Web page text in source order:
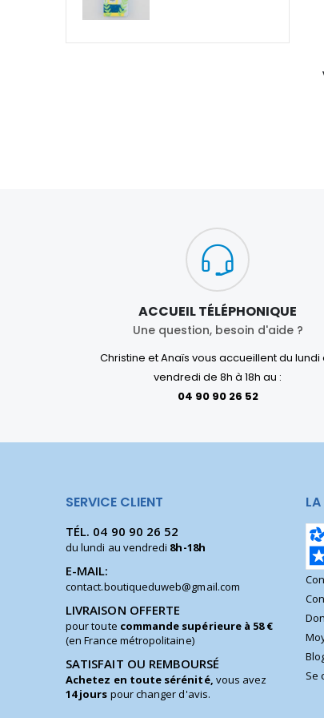
ACCUEIL TÉLÉPHONIQUE
Une question, besoin d'aide ?
Christine et Anaïs vous accueillent du lundi
vendredi de 8h à 18h au :
04 90 90 26 52
SERVICE CLIENT
TÉL. 04 90 90 26 52
du lundi au vendredi 8h-18h
E-MAIL:
contact.boutiqueduweb@gmail.com
LIVRAISON OFFERTE
pour toute commande supérieure à 58 €
(en France métropolitaine)
SATISFAIT OU REMBOURSÉ
Achetez en toute sérénité, vous avez
14 jours pour changer d'avis.
Se